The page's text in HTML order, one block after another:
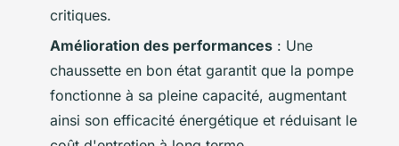
critiques.
Amélioration des performances : Une
chaussette en bon état garantit que la pompe
fonctionne à sa pleine capacité, augmentant
ainsi son efficacité énergétique et réduisant le